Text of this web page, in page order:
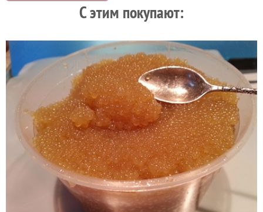
C этим покупают: